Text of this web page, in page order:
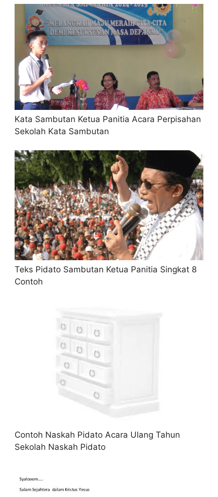
Kata Sambutan Ketua Panitia Acara Perpisahan
Sekolah Kata Sambutan
Teks Pidato Sambutan Ketua Panitia Singkat 8
Contoh
Contoh Naskah Pidato Acara Ulang Tahun
Sekolah Naskah Pidato